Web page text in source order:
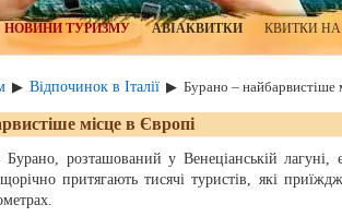
НОВИНИ ТУРИЗМУ АВІАКВИТКИ КВИТКИ
▶ Відпочинок в Італії ▶ Бурано – найбарвистіше
місце в Європі
Бурано, розташований у Венеціанській
притягають тисячі туристів, які